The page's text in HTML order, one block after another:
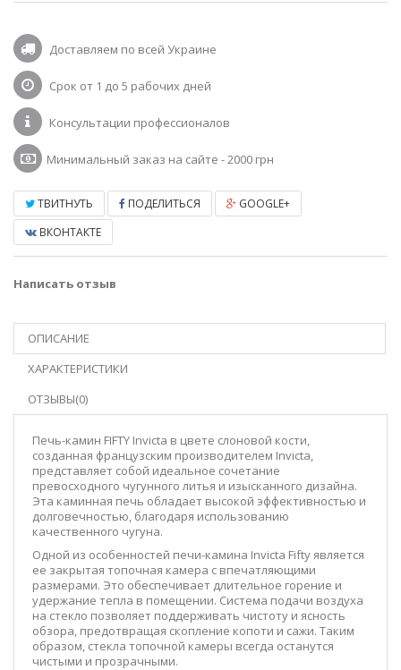
Доставляем по всей Украине
Срок от 1 до 5 рабочих дней
Консультации профессионалов
Минимальный заказ на сайте - 2000 грн
ТВИТНУТЬ ПОДЕЛИТЬСЯ
GOOGLE+
ВКОНТАКТЕ
Написать отзыв
ОПИСАНИЕ
ХАРАКТЕРИСТИКИ
ОТЗЫВЫ(0)
Печь-камин FIFTY Invicta в цвете слоновой кости,
созданная французским производителем Invicta,
представляет собой идеальное сочетание
превосходного чугунного литья и изысканного дизайна.
Эта каминная печь обладает высокой эффективностью и
долговечностью, благодаря использованию
качественного чугуна.
Одной из особенностей печи-камина Invicta Fifty является
ее закрытая топочная камера с впечатляющими
размерами. Это обеспечивает длительное горение и
удержание тепла в помещении. Система подачи воздуха
на стекло позволяет поддерживать чистоту и ясность
обзора, предотвращая скопление копоти и сажи. Таким
образом, стекла топочной камеры всегда останутся
чистыми и прозрачными.